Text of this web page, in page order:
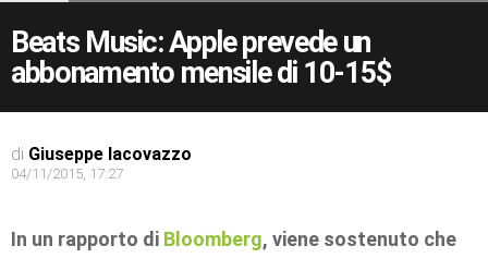
Beats Music: Apple prevede un
abbonamento mensile di 10-15$
di Giuseppe Iacovazzo
04/11/2015, 17:27
In un rapporto di Bloomberg, viene sostenuto che